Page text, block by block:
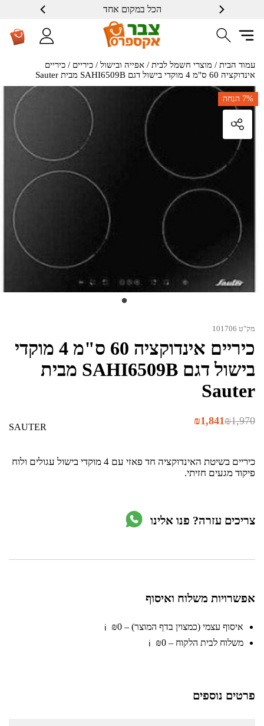
הכל במקום אחד
שרות ברמה גבוה
עמוד הבית / מוצרי חשמל לבית / אפייה ובישול / כיריים / כיריים
אינדוקציה 60 ס"מ 4 מוקדי בישול דגם SAHI6509B מבית Sauter
7% הנחה
מק"ט 101706
כיריים אינדוקציה 60 ס"מ 4 מוקדי
בישול דגם SAHI6509B מבית
Sauter
₪1,970
המחיר
₪1,841 המחיר
SAUTER
כיריים בשיטת האינדוקציה חד פאזי עם 4 מוקדי בישול עגולים ולוח
פיקוד מגעים חזיתי.
צריכים עזרה? פנו אלינו
אפשרויות משלוח ואיסוף
איסוף עצמי (כמצוין בדף המוצר) – ₪0 ℹ️
משלוח לבית הלקוח – ₪0 ℹ️
פרטים נוספים